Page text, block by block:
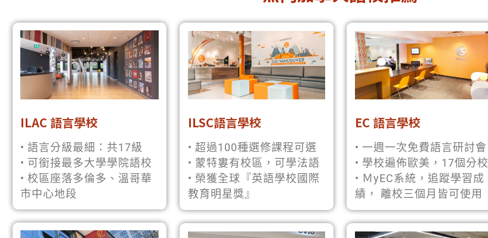
ILAC 語言學校
• 語言分級最細：共17級
• 可銜接最多大學學院語校
• 校區座落多倫多、溫哥華
市中心地段
ILSC語言學校
• 超過100種選修課程可選
• 蒙特婁有校區，可學法語
• 榮獲全球『英語學校國際
教育明星獎』
EC 語言學校
• 一週一次免費語言研討會
• 學校遍佈歐美，17個分校
• ＭyEC系統，追蹤學習成
績， 離校三個月皆可使用